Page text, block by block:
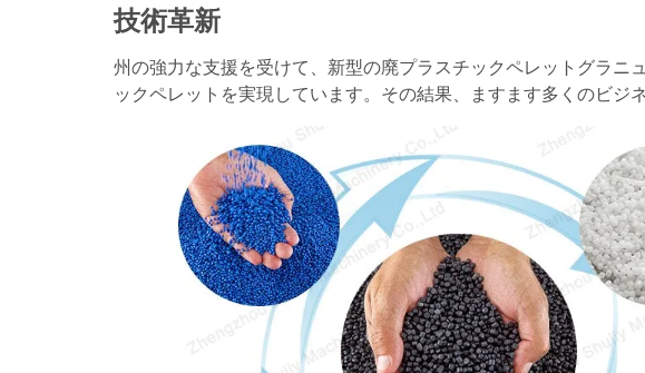
技術革新
州の強力な支援を受けて、新型の廃プラスチックペレットグラ
ックペレットを実現しています。その結果、ますます多くのビジ